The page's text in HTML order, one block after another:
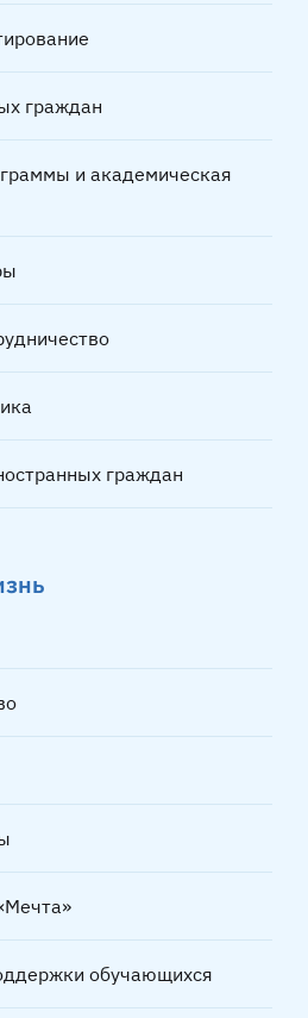
граждан
и академическая
граждан
обучающихся